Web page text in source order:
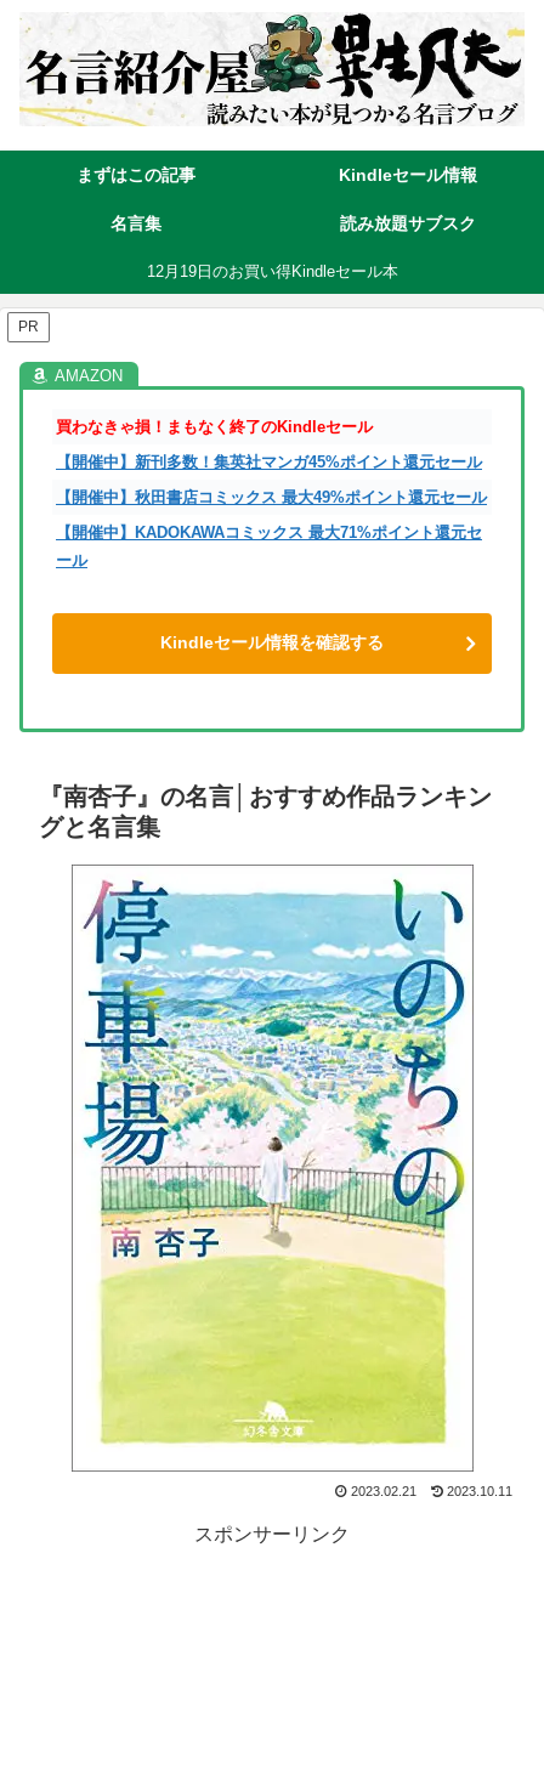
まずはこの記事 Kindleセール情報
名言集 読み放題サブスク
12月19日のお買い得Kindleセール本
PR
買わなきゃ損！まもなく終了のKindleセール
【開催中】新刊多数！集英社マンガ45%ポイント還元セール
【開催中】秋田書店コミックス 最大49%ポイント還元セール
【開催中】KADOKAWAコミックス 最大71%ポイント還元セ
ール
Kindleセール情報を確認する
『南杏子』の名言│おすすめ作品ランキン
グと名言集
2023.02.21 2023.10.11
スポンサーリンク